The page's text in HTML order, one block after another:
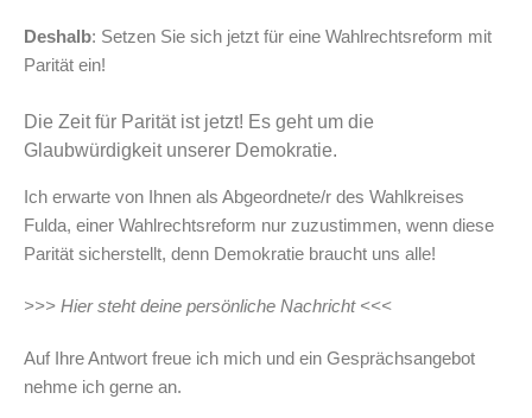
Deshalb: Setzen Sie sich jetzt für eine Wahlrechtsreform mit
Parität ein!
Die Zeit für Parität ist jetzt! Es geht um die
Glaubwürdigkeit unserer Demokratie.
Ich erwarte von Ihnen als Abgeordnete/r des Wahlkreises
Fulda, einer Wahlrechtsreform nur zuzustimmen, wenn diese
Parität sicherstellt, denn Demokratie braucht uns alle!
>>> Hier steht deine persönliche Nachricht <<<
Auf Ihre Antwort freue ich mich und ein Gesprächsangebot
nehme ich gerne an.